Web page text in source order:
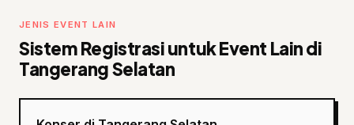
JENIS EVENT LAIN
Sistem Registrasi untuk Event Lain di
Tangerang Selatan